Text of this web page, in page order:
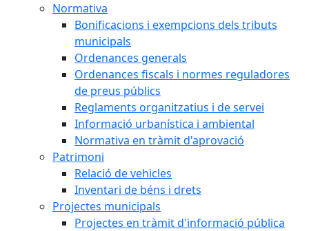
Normativa
Bonificacions i exempcions dels tributs
municipals
Ordenances generals
Ordenances fiscals i normes reguladores
de preus públics
Reglaments organitzatius i de servei
Informació urbanística i ambiental
Normativa en tràmit d'aprovació
Patrimoni
Relació de vehicles
Inventari de béns i drets
Projectes municipals
Projectes en tràmit d'informació pública